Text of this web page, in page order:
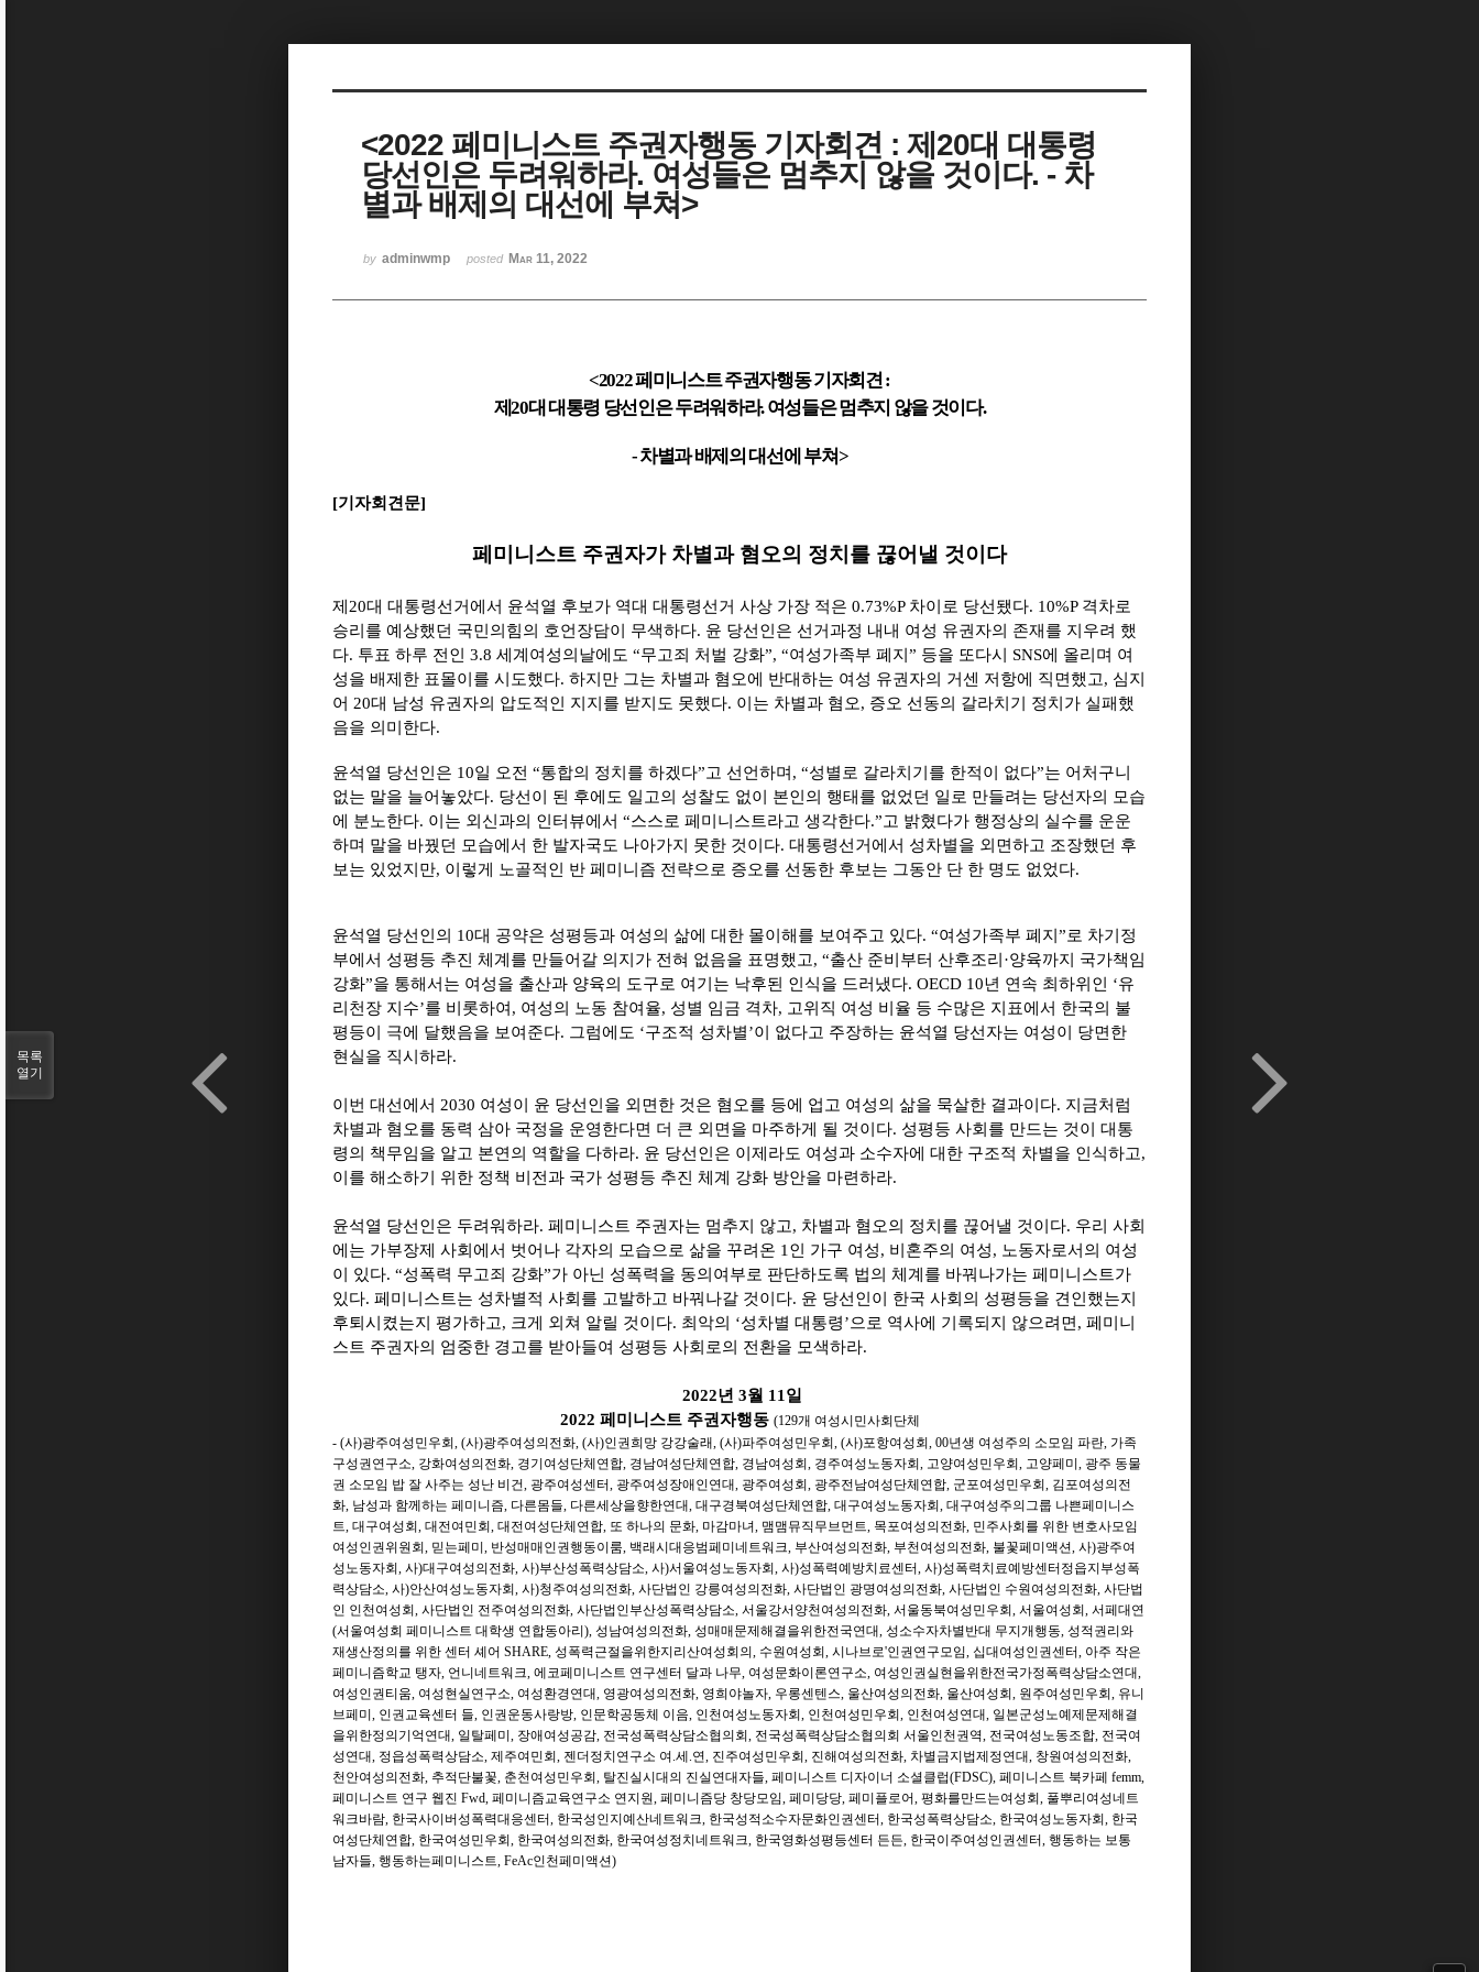
<2022 페미니스트 주권자행동 기자회견 : 제20대 대통령
당선인은 두려워하라. 여성들은 멈추지 않을 것이다. - 차
별과 배제의 대선에 부쳐>
by adminwmp posted Mar 11, 2022
<2022페미니스트 주권자행동 기자회견 :
제20대 대통령 당선인은 두려워하라.여성들은 멈추지 않을 것이다.
-차별과 배제의 대선에 부쳐>
[기자회견문]
페미니스트 주권자가 차별과 혐오의 정치를 끊어낼 것이다
제 20대 대통령선거에서 윤석열 후보가 역대 대통령선거 사상 가장 적은 0.73%P 차이로 당선됐다. 10%P 격차로
승리를 예상했던 국민의힘의 호언장담이 무색하다. 윤 당선인은 선거과정 내내 여성 유권자의 존재를 지우려 했
다. 투표 하루 전인 3.8 세계여성의날에도 “무고죄 처벌 강화”, “여성가족부 폐지 ” 등을 또다시 SNS에 올리며 여
성을 배제한 표몰이를 시도했다. 하지만 그는 차별과 혐오에 반대하는 여성 유권자의 거센 저항에 직면했고, 심지
어 20대 남성 유권자의 압도적인 지지를 받지도 못했다. 이는 차별과 혐오, 증오 선동의 갈라치기 정치가 실패했
음을 의미한다.
윤석열 당선인은 10일 오전 “통합의 정치를 하겠다”고 선언하며 , “성별로 갈라치기를 한적이 없다”는 어처구니
없는 말을 늘어놓았다. 당선이 된 후에도 일고의 성찰도 없이 본인의 행태를 없었던 일로 만들려는 당선자의 모습
에 분노한다. 이는 외신과의 인터뷰에서 “스스로 페미니스트라고 생각한다.”고 밝혔다가 행정상의 실수를 운운
하며 말을 바꿨던 모습에서 한 발자국도 나아가지 못한 것이다. 대통령선거에서 성차별을 외면하고 조장했던 후
보는 있었지만, 이렇게 노골적인 반 페미니즘 전략으로 증오를 선동한 후보는 그동안 단 한 명도 없었다.
윤석열 당선인의 10대 공약은 성평등과 여성의 삶에 대한 몰이해를 보여주고 있다. “여성가족부 폐지 ”로 차기정
부에서 성평등 추진 체계를 만들어갈 의지가 전혀 없음을 표명했고, “출산 준비부터 산후조리 ·양육까지 국가책임
강화”을 통해서는 여성을 출산과 양육의 도구로 여기는 낙후된 인식을 드러냈다. OECD 10년 연속 최하위인 ‘유
리천장 지수’를 비롯하여 , 여성의 노동 참여율, 성별 임금 격차, 고위직 여성 비율 등 수많은 지표에서 한국의 불
평등이 극에 달했음을 보여준다. 그럼에도 ‘구조적 성차별’이 없다고 주장하는 윤석열 당선자는 여성이 당면한
현실을 직시하라.
이번 대선에서 2030 여성이 윤 당선인을 외면한 것은 혐오를 등에 업고 여성의 삶을 묵살한 결과이다. 지금처럼
차별과 혐오를 동력 삼아 국정을 운영한다면 더 큰 외면을 마주하게 될 것이다. 성평등 사회를 만드는 것이 대통
령의 책무임을 알고 본연의 역할을 다하라. 윤 당선인은 이제라도 여성과 소수자에 대한 구조적 차별을 인식하고,
이를 해소하기 위한 정책 비전과 국가 성평등 추진 체계 강화 방안을 마련하라.
윤석열 당선인은 두려워하라. 페미니스트 주권자는 멈추지 않고, 차별과 혐오의 정치를 끊어낼 것이다. 우리 사회
에는 가부장제 사회에서 벗어나 각자의 모습으로 삶을 꾸려온 1인 가구 여성, 비혼주의 여성, 노동자로서의 여성
이 있다. “성폭력 무고죄 강화”가 아닌 성폭력을 동의여부로 판단하도록 법의 체계를 바꿔나가는 페미니스트가
있다. 페미니스트는 성차별적 사회를 고발하고 바꿔나갈 것이다. 윤 당선인이 한국 사회의 성평등을 견인했는지
후퇴시켰는지 평가하고, 크게 외쳐 알릴 것이다. 최악의 ‘성차별 대통령’으로 역사에 기록되지 않으려면, 페미니
스트 주권자의 엄중한 경고를 받아들여 성평등 사회로의 전환을 모색하라.
2022년 3월 11일
2022 페미니스트 주권자행동 (129개 여성시민사회단체
- (사)광주여성민우회 , (사)광주여성의전화, (사)인권희망 강강술래, (사)파주여성민우회 , (사)포항여성회 , 00년생 여성주의 소모임 파란, 가족
구성권연구소, 강화여성의전화, 경기여성단체연합, 경남여성단체연합, 경남여성회 , 경주여성노동자회 , 고양여성민우회 , 고양페미 , 광주 동물
권 소모임 밥 잘 사주는 성난 비건, 광주여성센터, 광주여성장애인연대, 광주여성회 , 광주전남여성단체연합, 군포여성민우회 , 김포여성의전
화, 남성과 함께하는 페미니즘, 다른몸들, 다른세상을향한연대, 대구경북여성단체연합, 대구여성노동자회 , 대구여성주의그룹 나쁜페미니스
트, 대구여성회 , 대전여민회 , 대전여성단체연합, 또 하나의 문화, 마감마녀, 맴맴뮤직무브먼트, 목포여성의전화, 민주사회를 위한 변호사모임
여성인권위원회 , 믿는페미 , 반성매매인권행동이룸, 백래시대응범페미네트워크, 부산여성의전화, 부천여성의전화, 불꽃페미액션, 사)광주여
성노동자회 , 사)대구여성의전화, 사)부산성폭력상담소, 사)서울여성노동자회 , 사)성폭력예방치료센터, 사)성폭력치료예방센터정읍지부성폭
력상담소, 사)안산여성노동자회 , 사)청주여성의전화, 사단법인 강릉여성의전화, 사단법인 광명여성의전화, 사단법인 수원여성의전화, 사단법
인 인천여성회 , 사단법인 전주여성의전화, 사단법인부산성폭력상담소, 서울강서양천여성의전화, 서울동북여성민우회 , 서울여성회 , 서페대연
(서울여성회 페미니스트 대학생 연합동아리 ), 성남여성의전화, 성매매문제해결을위한전국연대, 성소수자차별반대 무지개행동, 성적권리와
재생산정의를 위한 센터 셰어 SHARE, 성폭력근절을위한지리산여성회의 , 수원여성회 , 시나브로'인권연구모임, 십대여성인권센터, 아주 작은
페미니즘학교 탱자, 언니네트워크, 에코페미니스트 연구센터 달과 나무, 여성문화이론연구소, 여성인권실현을위한전국가정폭력상담소연대,
여성인권티움, 여성현실연구소, 여성환경연대, 영광여성의전화, 영희야놀자, 우롱센텐스, 울산여성의전화, 울산여성회 , 원주여성민우회 , 유니
브페미 , 인권교육센터 들, 인권운동사랑방, 인문학공동체 이음, 인천여성노동자회 , 인천여성민우회 , 인천여성연대, 일본군성노예제문제해결
을위한정의기억연대, 일탈페미 , 장애여성공감, 전국성폭력상담소협의회 , 전국성폭력상담소협의회 서울인천권역, 전국여성노동조합, 전국여
성연대, 정읍성폭력상담소, 제주여민회 , 젠더정치연구소 여 .세 .연, 진주여성민우회 , 진해여성의전화, 차별금지법제정연대, 창원여성의전화,
천안여성의전화, 추적단불꽃, 춘천여성민우회 , 탈진실시대의 진실연대자들, 페미니스트 디자이너 소셜클럽(FDSC), 페미니스트 북카페 femm,
페미니스트 연구 웹진 Fwd, 페미니즘교육연구소 연지원, 페미니즘당 창당모임, 페미당당, 페미플로어, 평화를만드는여성회 , 풀뿌리여성네트
워크바람, 한국사이버성폭력대응센터, 한국성인지예산네트워크, 한국성적소수자문화인권센터, 한국성폭력상담소, 한국여성노동자회 , 한국
여성단체연합, 한국여성민우회 , 한국여성의전화, 한국여성정치네트워크, 한국영화성평등센터 든든, 한국이주여성인권센터, 행동하는 보통
남자들, 행동하는페미니스트, FeAc인천페미액션)
목록
열기
Sketchbook5, 스케치북5
Sketchbook5, 스케치북5